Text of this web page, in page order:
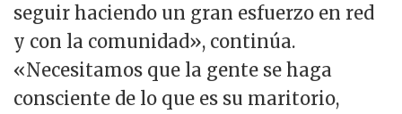
seguir haciendo un gran esfuerzo en red
y con la comunidad», continúa.
«Necesitamos que la gente se haga
consciente de lo que es su maritorio,